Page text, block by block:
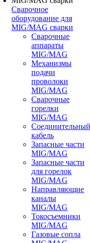
Сварочное
оборудование для
MIG/MAG сварки
Сварочные
аппараты
MIG/MAG
Механизмы
подачи
проволоки
MIG/MAG
Сварочные
горелки
MIG/MAG
Соединительный
кабель
Запасные части
MIG/MAG
Запасные части
для горелок
MIG/MAG
Направляющие
каналы
MIG/MAG
Токосъемники
MIG/MAG
Газовые сопла